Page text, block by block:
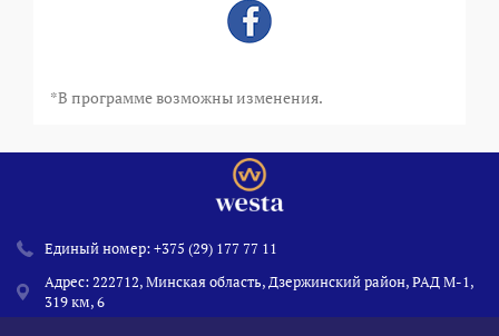
*В программе возможны изменения.
Единый номер:+375 (29) 177 77 11
Адрес: 222712, Минская область, Дзержинский район, РАД М-1,
319 км, 6